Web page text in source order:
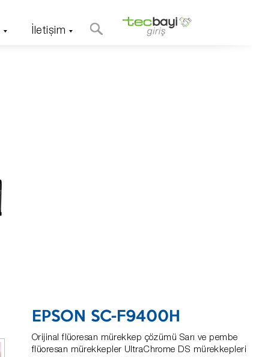
İletişim
EPSON SC-F9400H
Orijinal flüoresan mürekkep çözümü Sarı ve pembe
flüoresan mürekkepler UltraChrome DS mürekkepleri